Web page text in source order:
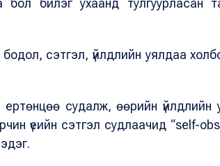
бодол, сэтгэл, үйлдлийн уялдаа
судалж, өөрийн үйлдлийн
үеийн сэтгэл судлаачид “self-